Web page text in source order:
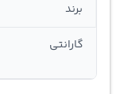
برند
گارانتی